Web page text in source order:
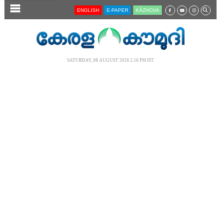
SECTIONS ENGLISH E-PAPER KĀZHCHA
SATURDAY, 08 AUGUST 2026 2.16 PM IST